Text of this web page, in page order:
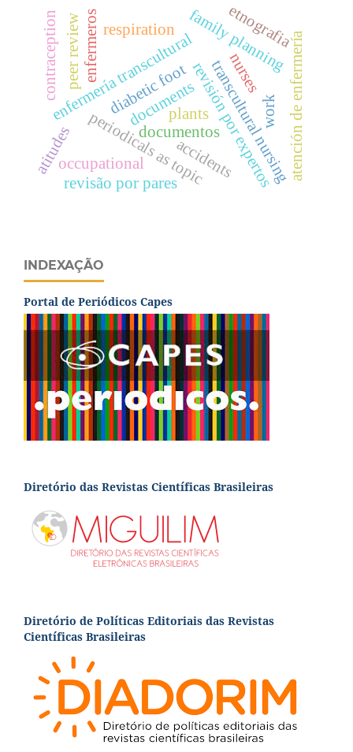
documentos
periodicals as topicrevisión por expertos
transcultural nursing
enfermería transcultural atención de enfermería
family planning
contraceptionpeer review
documents
nurses
enfermeros
accidents
occupational
diabetic foot
respiration etnografia
atitudes
plants
revisão por pares
work
INDEXAÇÃO
Portal de Periódicos Capes
Diretório das Revistas Científicas Brasileiras
Diretório de Políticas Editoriais das Revistas
Científicas Brasileiras